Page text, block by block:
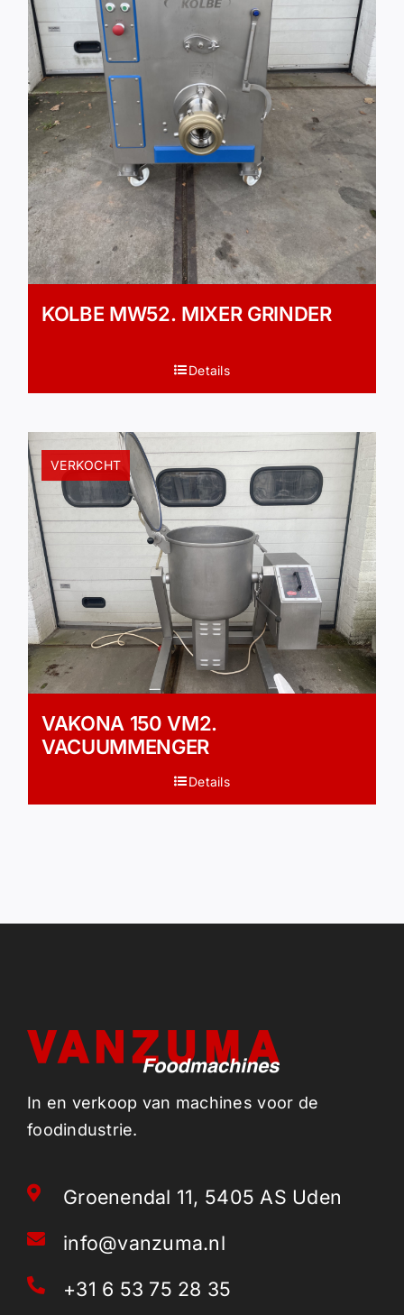
KOLBE MW52. MIXER GRINDER
Details
VERKOCHT
VAKONA 150 VM2.
VACUUMMENGER
Details
In en verkoop van machines voor de
foodindustrie.
Groenendal 11, 5405 AS Uden
info@vanzuma.nl
+31 6 53 75 28 35